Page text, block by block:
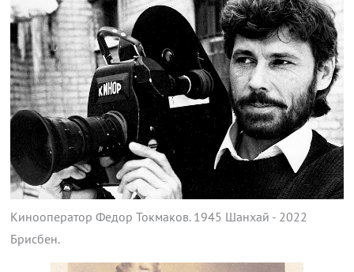
Кинооператор Федор Токмаков. 1945 Шанхай - 2022
Брисбен.